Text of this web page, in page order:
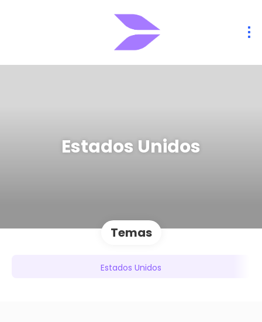
Estados Unidos
Temas
Estados Unidos